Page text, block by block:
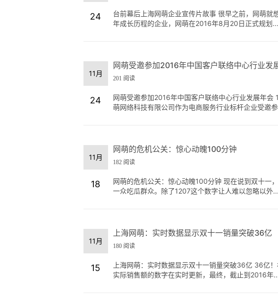
24
台前幕后上海网萌企业宣传片故事 很早之前，网萌
年成长历程的企业，网萌在2016年8月20日正式规划...
11月
24
网萌受邀参加2016年中国客户联络中心行业发
201 阅读
网萌受邀参加2016年中国客户联络中心行业发展年
萌网络科技有限公司作为电商服务行业标杆企业受邀
11月
18
网萌的危机公关：惊心动魄100分钟
182 阅读
网萌的危机公关：惊心动魄100分钟 现在说到双十一
一众吃瓜群众。除了1207这个数字让人难以忽略以外...
11月
15
上海网萌：实时数据显示双十一销量突破36亿
180 阅读
上海网萌：实时数据显示双十一销量突破36亿 36亿
实际销售额的数字在实时更新，最终，截止到2016年